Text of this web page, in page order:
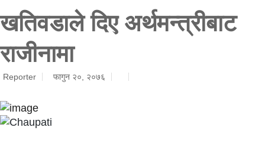
खतिवडाले दिए अर्थमन्त्रीबाट
राजीनामा
Reporter फागुन २०, २०७६